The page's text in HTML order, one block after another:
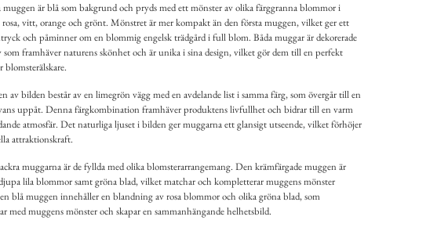
muggen är blå som bakgrund och pryds med ett mönster av olika färggranna blommor i
rosa, vitt, orange och grönt. Mönstret är mer kompakt än den första muggen, vilket ger ett
och påminner om en blommig engelsk trädgård i full blom. Båda muggar är dekorerade
framhäver naturens skönhet och är unika i sina design, vilket gör dem till en perfekt
blomsterälskare.
av bilden består av en limegrön vägg med en avdelande list i samma färg, som övergår till en
uppåt. Denna färgkombination framhäver produktens livfullhet och bidrar till en varm
atmosfär. Det naturliga ljuset i bilden ger muggarna ett glansigt utseende, vilket förhöjer
attraktionskraft.
muggarna är de fyllda med olika blomsterarrangemang. Den krämfärgade muggen är
lila blommor samt gröna blad, vilket matchar och kompletterar muggens mönster
blå muggen innehåller en blandning av rosa blommor och olika gröna blad, som
med muggens mönster och skapar en sammanhängande helhetsbild.